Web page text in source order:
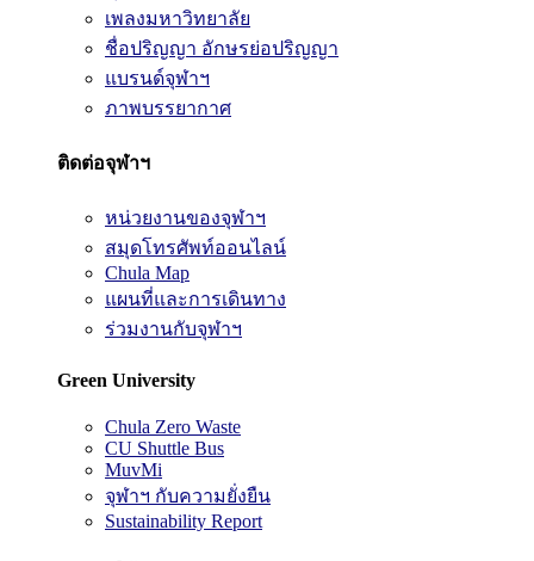
เพลงมหาวิทยาลัย
ชื่อปริญญา อักษรย่อปริญญา
แบรนด์จุฬาฯ
ภาพบรรยากาศ
ติดต่อจุฬาฯ
หน่วยงานของจุฬาฯ
สมุดโทรศัพท์ออนไลน์
Chula Map
แผนที่และการเดินทาง
ร่วมงานกับจุฬาฯ
Green University
Chula Zero Waste
CU Shuttle Bus
MuvMi
จุฬาฯ กับความยั่งยืน
Sustainability Report